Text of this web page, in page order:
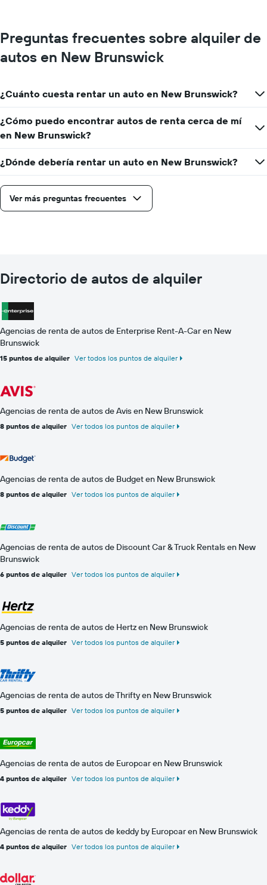
Preguntas frecuentes sobre alquiler de
autos en New Brunswick
¿Cuánto cuesta rentar un auto en New Brunswick?
¿Cómo puedo encontrar autos de renta cerca de mí
en New Brunswick?
¿Dónde debería rentar un auto en New Brunswick?
Ver más preguntas frecuentes
Directorio de autos de alquiler
Agencias de renta de autos de Enterprise Rent-A-Car en New
Brunswick
15 puntos de alquiler Ver todos los puntos de alquiler
Agencias de renta de autos de Avis en New Brunswick
8 puntos de alquiler Ver todos los puntos de alquiler
Agencias de renta de autos de Budget en New Brunswick
8 puntos de alquiler Ver todos los puntos de alquiler
Agencias de renta de autos de Discount Car & Truck Rentals en New
Brunswick
6 puntos de alquiler Ver todos los puntos de alquiler
Agencias de renta de autos de Hertz en New Brunswick
5 puntos de alquiler Ver todos los puntos de alquiler
Agencias de renta de autos de Thrifty en New Brunswick
5 puntos de alquiler Ver todos los puntos de alquiler
Agencias de renta de autos de Europcar en New Brunswick
4 puntos de alquiler Ver todos los puntos de alquiler
Agencias de renta de autos de keddy by Europcar en New Brunswick
4 puntos de alquiler Ver todos los puntos de alquiler